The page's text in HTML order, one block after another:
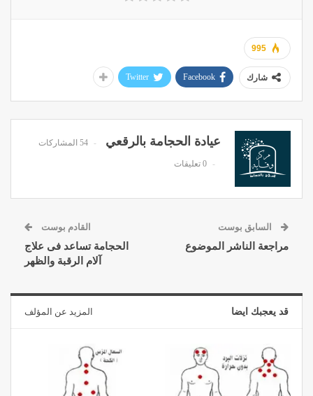
995
شارك Facebook
Twitter
عيادة الحجامة بالرقعي 54 المشاركات
0 تعليقات
السابق بوست
مراجعة الناشر الموضوع
القادم بوست
الحجامة تساعد فى علاج
آلام الرقبة والظهر
قد يعجبك ايضا المزيد عن المؤلف